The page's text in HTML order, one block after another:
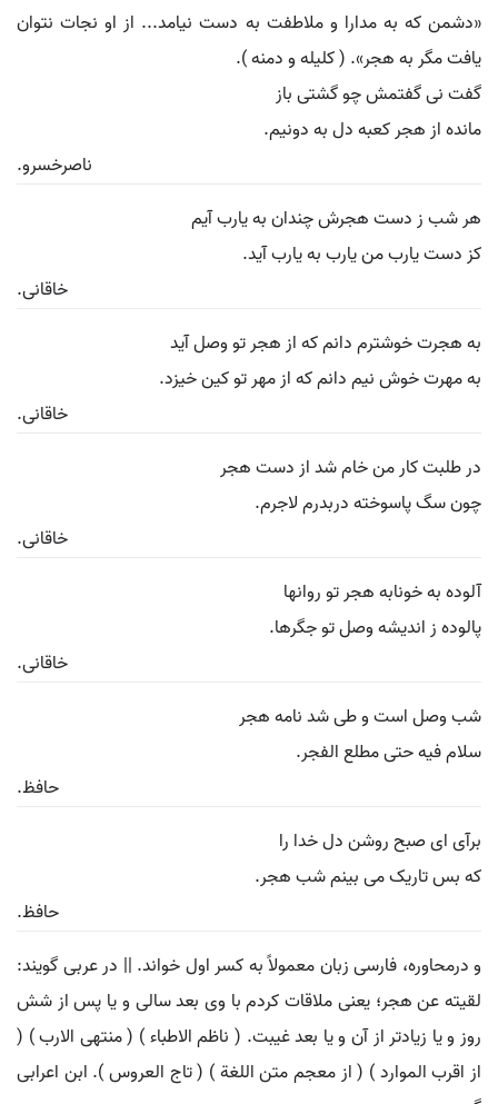
«دشمن که به مدارا و ملاطفت به دست نیامد... از او نجات نتوان
یافت مگر به هجر». ( کلیله و دمنه ).
گفت نی گفتمش چو گشتی باز
مانده از هجر کعبه دل به دونیم.
ناصرخسرو.
هر شب ز دست هجرش چندان به یارب آیم
کز دست یارب من یارب به یارب آید.
خاقانی.
به هجرت خوشترم دانم که از هجر تو وصل آید
به مهرت خوش نیم دانم که از مهر تو کین خیزد.
خاقانی.
در طلبت کار من خام شد از دست هجر
چون سگ پاسوخته دربدرم لاجرم.
خاقانی.
آلوده به خونابه هجر تو روانها
پالوده ز اندیشه وصل تو جگرها.
خاقانی.
شب وصل است و طی شد نامه هجر
سلام فیه حتی مطلع الفجر.
حافظ.
برآی ای صبح روشن دل خدا را
که بس تاریک می بینم شب هجر.
حافظ.
و درمحاوره، فارسی زبان معمولاً به کسر اول خواند. || در عربی گویند:
لقیته عن هجر؛ یعنی ملاقات کردم با وی بعد سالی و یا پس از شش
روز و یا زیادتر از آن و یا بعد غیبت. ( ناظم الاطباء ) ( منتهی الارب ) (
از اقرب الموارد ) ( از معجم متن اللغة ) ( تاج العروس ). ابن اعرابی